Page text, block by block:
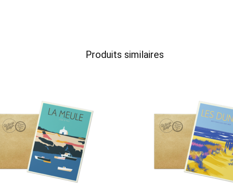
Produits similaires